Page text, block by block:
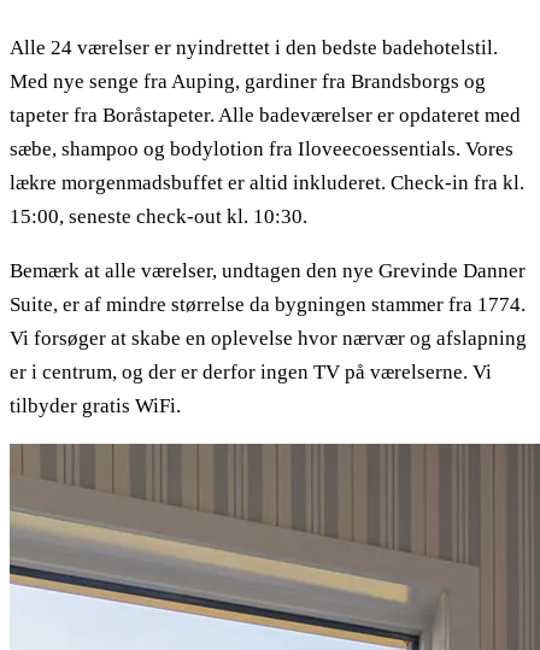
Alle 24 værelser er nyindrettet i den bedste badehotelstil.
Med nye senge fra Auping, gardiner fra Brandsborgs og
tapeter fra Boråstapeter. Alle badeværelser er opdateret med
sæbe, shampoo og bodylotion fra Iloveecoessentials. Vores
lækre morgenmadsbuffet er altid inkluderet. Check-in fra kl.
15:00, seneste check-out kl. 10:30.
Bemærk at alle værelser, undtagen den nye Grevinde Danner
Suite, er af mindre størrelse da bygningen stammer fra 1774.
Vi forsøger at skabe en oplevelse hvor nærvær og afslapning
er i centrum, og der er derfor ingen TV på værelserne. Vi
tilbyder gratis WiFi.